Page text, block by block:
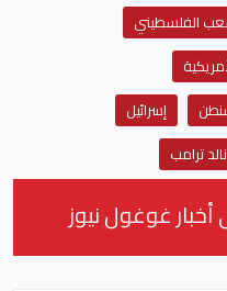
الفلسطيني
إسرائيل
ترامب
أخبار غوغول نيوز